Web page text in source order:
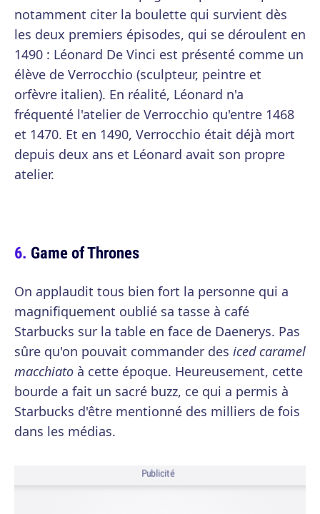
notamment citer la boulette qui survient dès
les deux premiers épisodes, qui se déroulent en
1490 : Léonard De Vinci est présenté comme un
élève de Verrocchio (sculpteur, peintre et
orfèvre italien). En réalité, Léonard n'a
fréquenté l'atelier de Verrocchio qu'entre 1468
et 1470. Et en 1490, Verrocchio était déjà mort
depuis deux ans et Léonard avait son propre
atelier.
Game of Thrones
On applaudit tous bien fort la personne qui a
magnifiquement oublié sa tasse à café
Starbucks sur la table en face de Daenerys. Pas
sûre qu'on pouvait commander des iced caramel
macchiato à cette époque. Heureusement, cette
bourde a fait un sacré buzz, ce qui a permis à
Starbucks d'être mentionné des milliers de fois
dans les médias.
Publicité